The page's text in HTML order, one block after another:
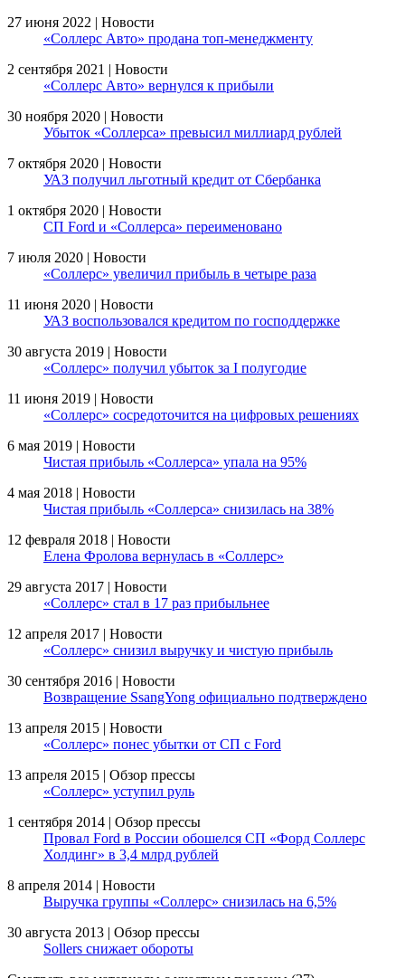
27 июня 2022 | Новости
«Соллерс Авто» продана топ-менеджменту
2 сентября 2021 | Новости
«Соллерс Авто» вернулся к прибыли
30 ноября 2020 | Новости
Убыток «Соллерса» превысил миллиард рублей
7 октября 2020 | Новости
УАЗ получил льготный кредит от Сбербанка
1 октября 2020 | Новости
СП Ford и «Соллерса» переименовано
7 июля 2020 | Новости
«Соллерс» увеличил прибыль в четыре раза
11 июня 2020 | Новости
УАЗ воспользовался кредитом по господдержке
30 августа 2019 | Новости
«Соллерс» получил убыток за I полугодие
11 июня 2019 | Новости
«Соллерс» сосредоточится на цифровых решениях
6 мая 2019 | Новости
Чистая прибыль «Соллерса» упала на 95%
4 мая 2018 | Новости
Чистая прибыль «Соллерса» снизилась на 38%
12 февраля 2018 | Новости
Елена Фролова вернулась в «Соллерс»
29 августа 2017 | Новости
«Соллерс» стал в 17 раз прибыльнее
12 апреля 2017 | Новости
«Соллерс» снизил выручку и чистую прибыль
30 сентября 2016 | Новости
Возвращение SsangYong официально подтверждено
13 апреля 2015 | Новости
«Соллерс» понес убытки от СП с Ford
13 апреля 2015 | Обзор прессы
«Соллерс» уступил руль
1 сентября 2014 | Обзор прессы
Провал Ford в России обошелся СП «Форд Соллерс
Холдинг» в 3,4 млрд рублей
8 апреля 2014 | Новости
Выручка группы «Соллерс» снизилась на 6,5%
30 августа 2013 | Обзор прессы
Sollers снижает обороты